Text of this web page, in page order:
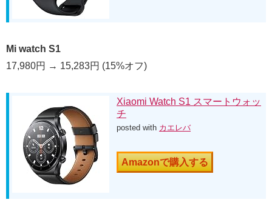
Mi watch S1
17,980円 → 15,283円 (15%オフ)
Xiaomi Watch S1 スマートウォッ
チ
posted with カエレバ
Amazonで購入する